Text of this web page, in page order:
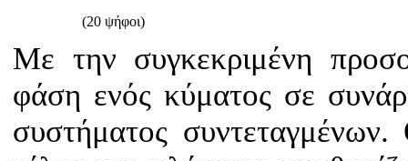
(20 ψήφοι)
Με την συγκεκριμένη
φάση ενός κύματος σε
συστήματος